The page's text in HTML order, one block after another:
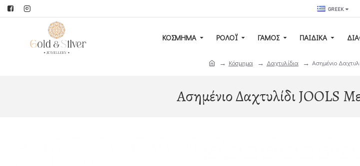
GREEK
ΚΟΣΜΗΜΑ ΡΟΛΌΙ ΓΆΜΟΣ ΠΑΙΔΙΚΆ
Κόσμημα Δαχτυλίδια Ασημένιο
Ασημένιο Δαχτυλίδι JOOLS